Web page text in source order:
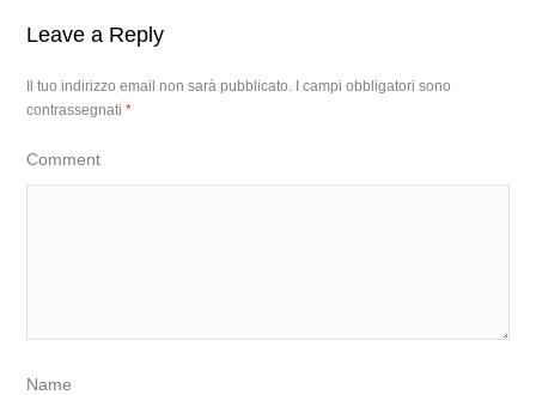
Leave a Reply
Il tuo indirizzo email non sarà pubblicato. I campi obbligatori sono
contrassegnati*
Comment
Name